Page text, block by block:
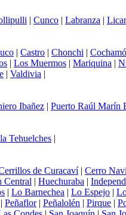
| Cunco | Labranza |
| Castro | Chonchi | Cochamó
| Los Muermos | Mariquina |
| Valdivia |
Ibañez | Puerto Raúl Marín
Tehuelches |
de Curacaví| Cerro
Central | Huechuraba |
| Lo Barnechea | Lo Espejo |
| Peñaflor| Peñalolén | Pirque |